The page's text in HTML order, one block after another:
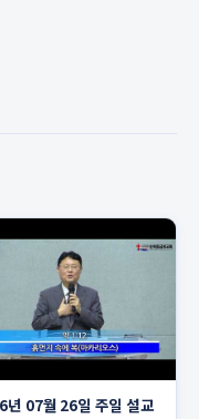
년 07월 26일 주일 설교